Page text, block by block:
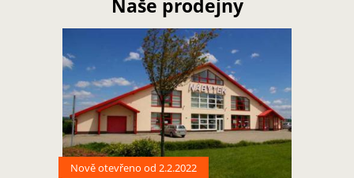
Naše prodejny
Nově otevřeno od 2.2.2022